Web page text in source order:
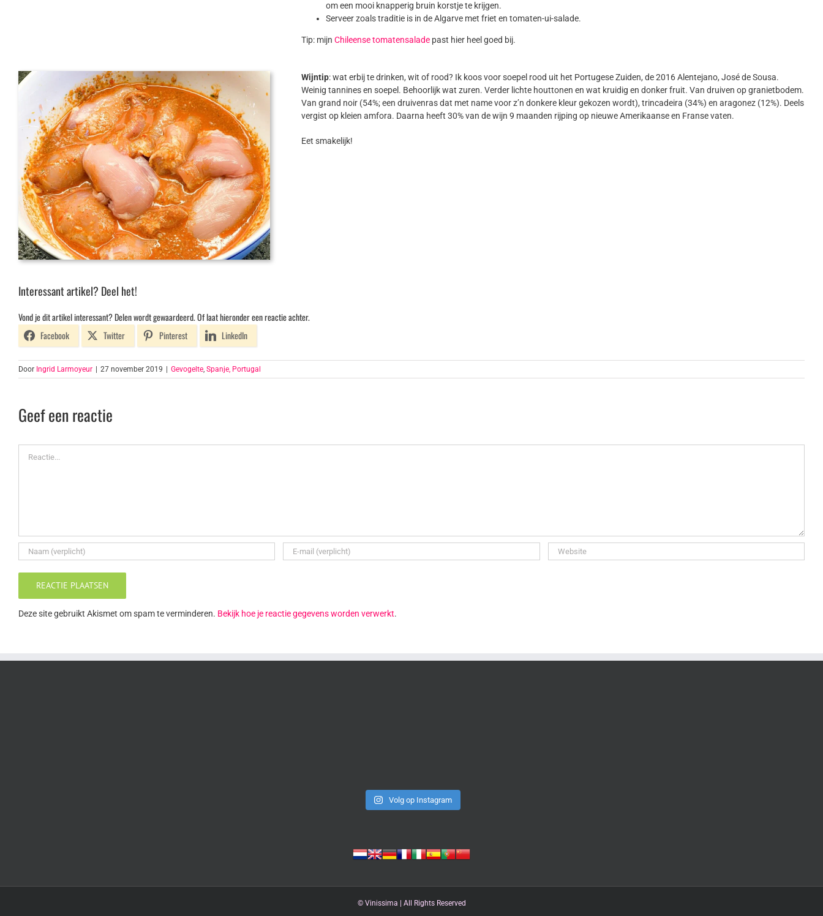
om een mooi knapperig bruin korstje te krijgen.
Serveer zoals traditie is in de Algarve met friet en tomaten-ui-salade.
Tip: mijnChileense tomatensalade past hier heel goed bij.
Wijntip: wat erbij te drinken, wit of rood? Ik koos voor soepel rood uit het Portugese Zuiden, de 2016 Alentejano, José de Sousa.
Weinig tannines en soepel. Behoorlijk wat zuren. Verder lichte houttonen en wat kruidig en donker fruit. Van druiven op granietbodem.
Van grand noir (54%; een druivenras dat met name voor z’n donkere kleur gekozen wordt), trincadeira (34%) en aragonez (12%). Deels
vergist op kleien amfora. Daarna heeft 30% van de wijn 9 maanden rijping op nieuwe Amerikaanse en Franse vaten.
Eet smakelijk!
Interessant artikel? Deel het!
Vond je dit artikel interessant? Delen wordt gewaardeerd. Of laat hieronder een reactie achter.
Facebook
Twitter Pinterest LinkedIn
Door Ingrid Larmoyeur 27 november 2019 Gevogelte, Spanje, Portugal
Geef een reactie
Deze site gebruikt Akismet om spam te verminderen. Bekijk hoe je reactie gegevens worden verwerkt.
Volg op Instagram
© Vinissima | All Rights Reserved